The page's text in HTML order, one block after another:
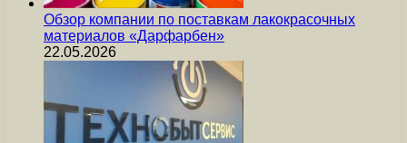
Обзор компании по поставкам лакокрасочных
материалов «Дарфарбен»
22.05.2026